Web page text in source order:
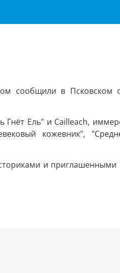
сообщили в Псковском
Ель" и Cailleach,
кожевник",
и